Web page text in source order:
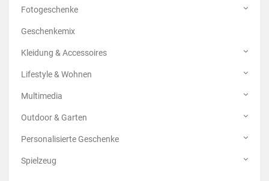
Fotogeschenke
Geschenkemix
Kleidung & Accessoires
Lifestyle & Wohnen
Multimedia
Outdoor & Garten
Personalisierte Geschenke
Spielzeug